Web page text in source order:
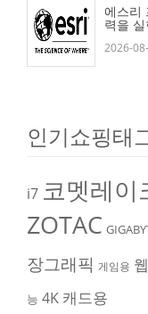
에스리
력을
2026-
인기쇼핑태
i7 코멧레이
ZOTAC
장그래픽 게임용
능 4K 캐드용